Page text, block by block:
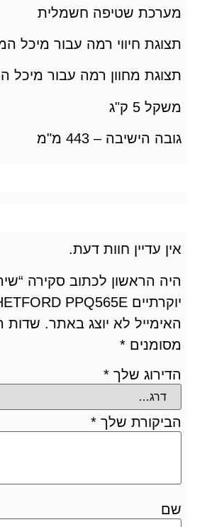
מערכת שטיפה חשמלית
תצוגת חיווי רמה עבור מיכל
תצוגת מחוון רמה עבור מיכל
משקל 5 ק"ג
גובה הישיבה – 443 מ"מ
אין עדיין חוות דעת.
היה הראשון לכתוב סקירה
יוקרתיים THETFORD PPQ565E”
האימייל לא יוצג באתר. שדות
מסומנים *
הדירוג שלך *
הביקורת שלך *
שם